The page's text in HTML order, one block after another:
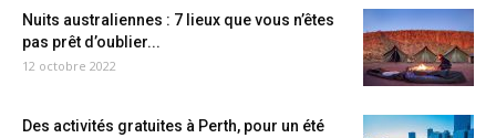
Nuits australiennes : 7 lieux que vous n’êtes
pas prêt d’oublier...
12 octobre 2022
Des activités gratuites à Perth, pour un été